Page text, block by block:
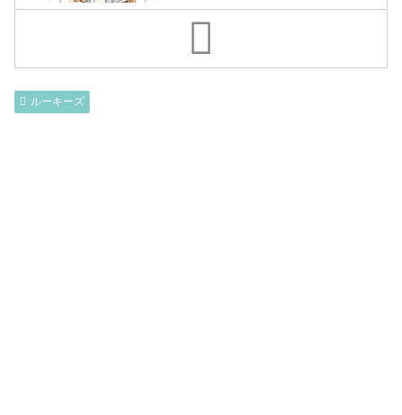
心の当たりは！？夢の甲子園で大団円～
ルーキーズ